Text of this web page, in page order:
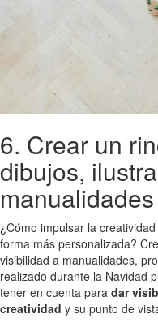
6. Crear un
dibujos,
manualidades
¿Cómo impulsar la
forma más personalizada?
visibilidad a manualidades,
realizado durante la Navidad
tener en cuenta para dar
creatividad y su punto de